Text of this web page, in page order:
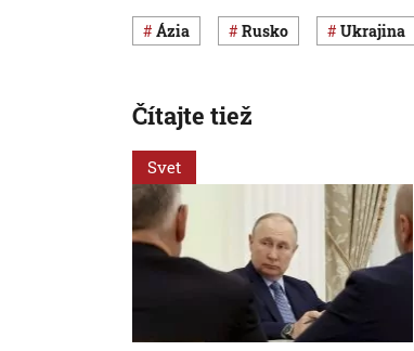
Ázia Rusko Ukrajina
Čítajte tiež
Svet